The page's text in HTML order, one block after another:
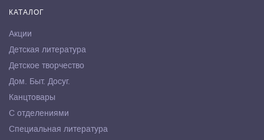
КАТАЛОГ
Акции
Детская литература
Детское творчество
Дом. Быт. Досуг.
Канцтовары
С отделениями
Специальная литература